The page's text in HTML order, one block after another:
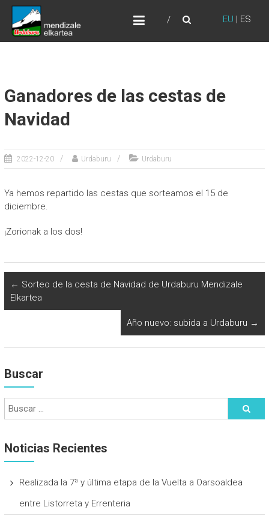
Skip
content
EU | ES
URDABURU
Grupo de Montaña
Ganadores de las cestas de
Navidad
2022-12-20 Urdaburu Urdaburu
Ya hemos repartido las cestas que sorteamos el 15 de
diciembre.
¡Zorionak a los dos!
← Sorteo de la cesta de Navidad de Urdaburu Mendizale
Elkartea
Año nuevo: subida a Urdaburu →
Buscar
Noticias Recientes
Realizada la 7ª y última etapa de la Vuelta a Oarsoaldea
entre Listorreta y Errenteria